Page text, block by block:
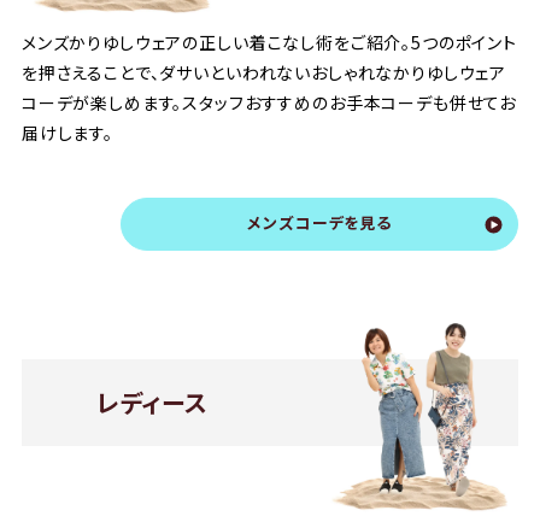
メンズかりゆしウェアの正しい着こなし術をご紹介。5つのポイント
を押さえることで、ダサいといわれないおしゃれなかりゆしウェア
コーデが楽しめます。スタッフおすすめのお手本コーデも併せてお
届けします。
メンズコーデを見る
レディース